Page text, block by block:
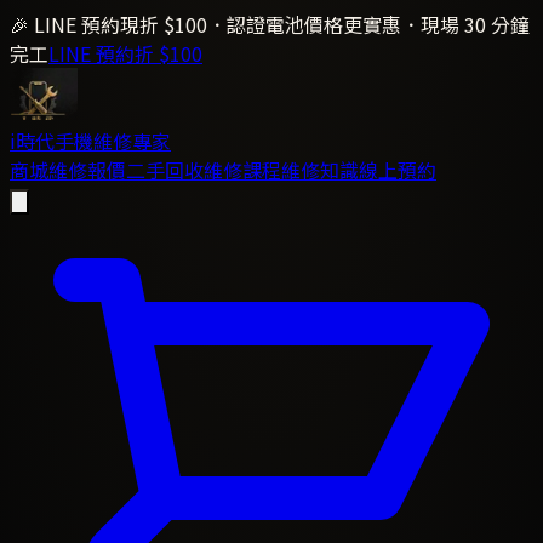
🎉 LINE 預約現折 $100．認證電池價格更實惠．現場 30 分鐘
完工LINE 預約折 $100
i時代手機維修專家
商城維修報價二手回收維修課程維修知識線上預約